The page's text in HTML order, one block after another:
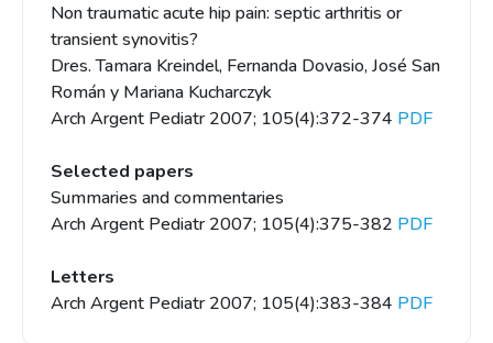
Non traumatic acute hip pain: septic arthritis or
transient synovitis?
Dres. Tamara Kreindel, Fernanda Dovasio, José San
Román y Mariana Kucharczyk
Arch Argent Pediatr 2007; 105(4):372-374 PDF
Selected papers
Summaries and commentaries
Arch Argent Pediatr 2007; 105(4):375-382 PDF
Letters
Arch Argent Pediatr 2007; 105(4):383-384 PDF